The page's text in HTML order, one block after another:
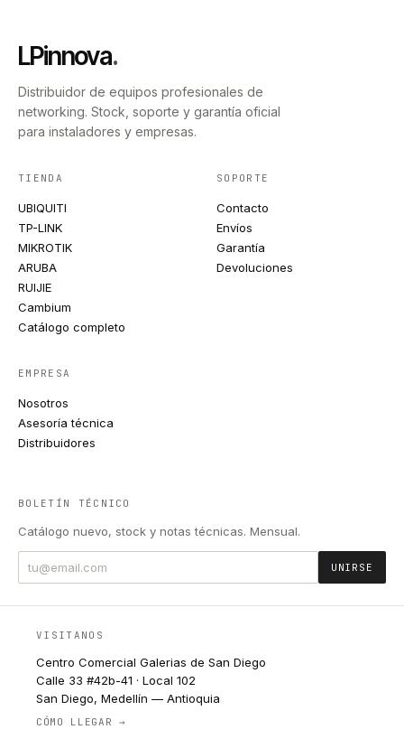
LPinnova.
Distribuidor de equipos profesionales de
networking. Stock, soporte y garantía oficial
para instaladores y empresas.
TIENDA
UBIQUITI
TP-LINK
MIKROTIK
ARUBA
RUIJIE
Cambium
Catálogo completo
SOPORTE
Contacto
Envíos
Garantía
Devoluciones
EMPRESA
Nosotros
Asesoría técnica
Distribuidores
BOLETÍN TÉCNICO
Catálogo nuevo, stock y notas técnicas. Mensual.
UNIRSE
VISITANOS
Centro Comercial Galerias de San Diego
Calle 33 #42b-41 · Local 102
San Diego, Medellín — Antioquia
CÓMO LLEGAR →